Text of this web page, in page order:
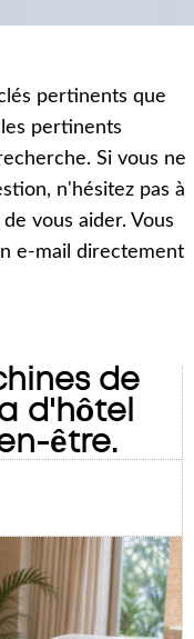
pertinents que
pertinents
Si vous ne
n'hésitez pas à
vous aider. Vous
e-mail directement
de
d'hôtel
être.